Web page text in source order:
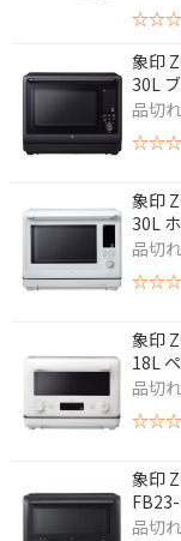
象印
30L
品切
象印
30L
品切
象印
18L
品切
象印
品切
フリーワ
除外する
除外する に
を除外して
価格で絞